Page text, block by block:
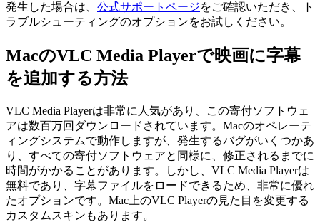
発生した場合は、 公式サポートページをご確認いただき、ト
ラブルシューティングのオプションをお試しください。
MacのVLC Media Playerで映画に字幕
を追加する方法
VLC Media Playerは非常に人気があり、この寄付ソフトウェ
アは数百万回ダウンロードされています。Macのオペレーテ
ィングシステムで動作しますが、発生するバグがいくつかあ
り、すべての寄付ソフトウェアと同様に、修正されるまでに
時間がかかることがあります。しかし、VLC Media Playerは
無料であり、字幕ファイルをロードできるため、非常に優れ
たオプションです。Mac上のVLC Playerの見た目を変更する
カスタムスキンもあります。